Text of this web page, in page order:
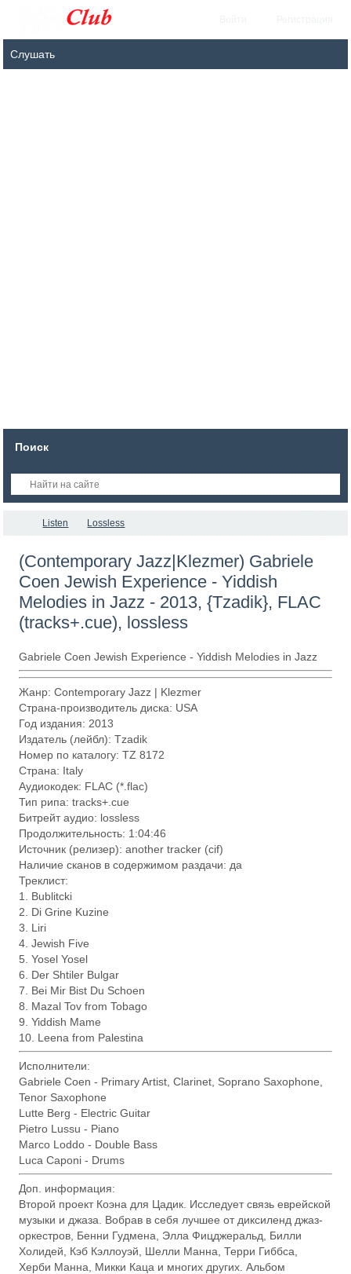
Поиск
Listen Lossless
(Contemporary Jazz|Klezmer) Gabriele
Coen Jewish Experience - Yiddish
Melodies in Jazz - 2013, {Tzadik}, FLAC
(tracks+.cue), lossless
Gabriele Coen Jewish Experience - Yiddish Melodies in Jazz
Жанр: Contemporary Jazz | Klezmer
Страна-производитель диска: USA
Год издания: 2013
Издатель (лейбл): Tzadik
Номер по каталогу: TZ 8172
Страна: Italy
Аудиокодек: FLAC (*.flac)
Тип рипа: tracks+.cue
Битрейт аудио: lossless
Продолжительность: 1:04:46
Источник (релизер): another tracker (cif)
Наличие сканов в содержимом раздачи: да
Треклист:
1. Bublitcki
2. Di Grine Kuzine
3. Liri
4. Jewish Five
5. Yosel Yosel
6. Der Shtiler Bulgar
7. Bei Mir Bist Du Schoen
8. Mazal Tov from Tobago
9. Yiddish Mame
10. Leena from Palestina
Исполнители:
Gabriele Coen - Primary Artist, Clarinet, Soprano Saxophone,
Tenor Saxophone
Lutte Berg - Electric Guitar
Pietro Lussu - Piano
Marco Loddo - Double Bass
Luca Caponi - Drums
Доп. информация:
Второй проект Коэна для Цадик. Исследует связь еврейской
музыки и джаза. Вобрав в себя лучшее от диксиленд джаз-
оркестров, Бенни Гудмена, Элла Фицджеральд, Билли
Холидей, Кэб Кэллоуэй, Шелли Манна, Терри Гиббса,
Херби Манна, Микки Каца и многих других. Альбом